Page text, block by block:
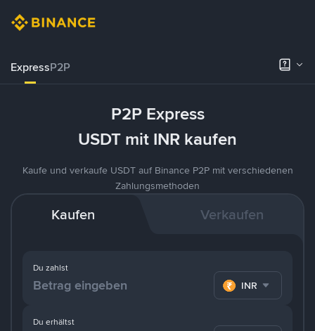
ExpressP2P
P2P Express
USDT mit INR kaufen
Kaufe und verkaufe USDT auf Binance P2P mit verschiedenen
Zahlungsmethoden
Kaufen Verkaufen
Du zahlst
INR
Du erhältst